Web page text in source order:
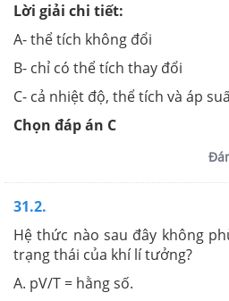
Lời giải chi tiết:
A- thể tích không đổi
B- chỉ có thể tích thay đổi
C- cả nhiệt độ, thể tích và áp
Chọn đáp án C
31.2.
Hệ thức nào sau đây không
trạng thái của khí lí tưởng?
A. pV/T = hằng số.